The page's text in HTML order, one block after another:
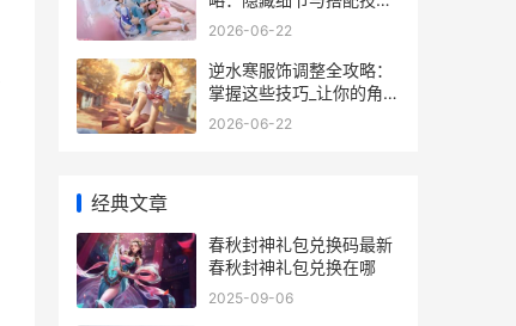
揭秘
2026-06-22
逆水寒服饰调整全攻略：
掌握这些技巧_让你的角色
颜值爆表_
2026-06-22
经典文章
春秋封神礼包兑换码最新
春秋封神礼包兑换在哪
2025-09-06